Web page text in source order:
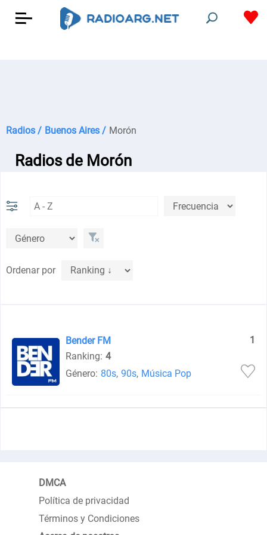
Radios / Buenos Aires / Morón
Radios de Morón
Ordenar por
Bender FM
1
Ranking: 4
Género: 80s, 90s, Música Pop
DMCA
Política de privacidad
Términos y Condiciones